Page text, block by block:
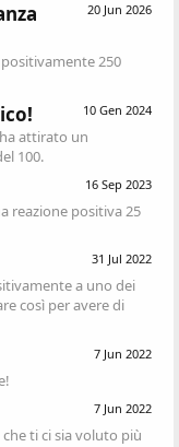
20 Jun 2026
250
10 Gen 2024
attirato un
100.
16 Sep 2023
reazione positiva 25
31 Jul 2022
a uno dei
così per avere di
7 Jun 2022
7 Jun 2022
ti ci sia voluto più